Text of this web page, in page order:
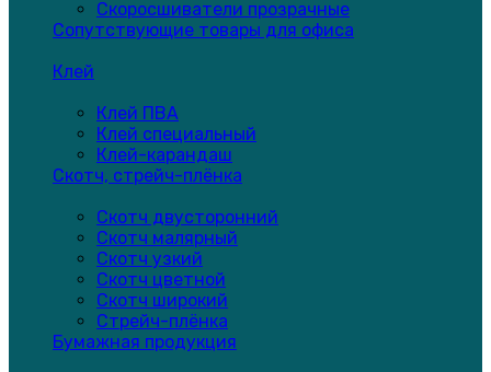
Скоросшиватели прозрачные
Сопутствующие товары для офиса
Клей
Клей ПВА
Клей специальный
Клей-карандаш
Скотч, стрейч-плёнка
Скотч двусторонний
Скотч малярный
Скотч узкий
Скотч цветной
Скотч широкий
Стрейч-плёнка
Бумажная продукция